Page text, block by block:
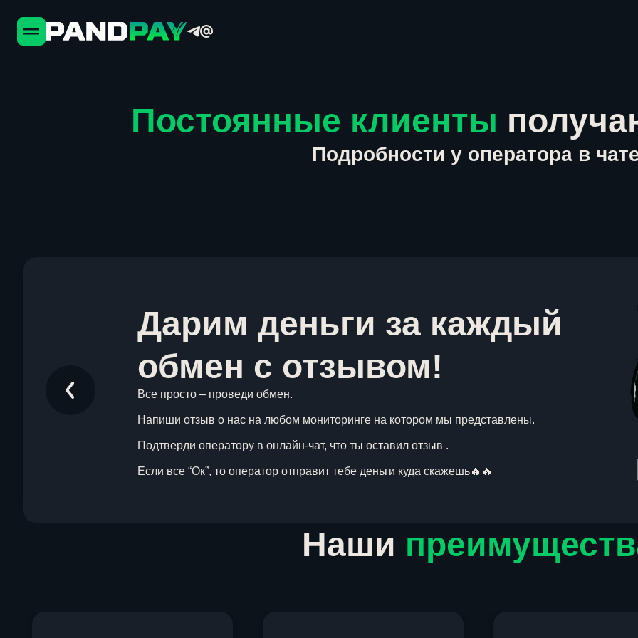
Постоянные клиенты
Подробности у оператора в
Дарим деньги за каждый
обмен с отзывом!
Все просто – проведи обмен.
Напиши отзыв о нас на любом мониторинге на котором мы представлены.
Подтверди оператору в онлайн-чат, что ты оставил отзыв .
Если все “Ок”, то оператор отправит тебе деньги куда скажешь🔥🔥
Наши